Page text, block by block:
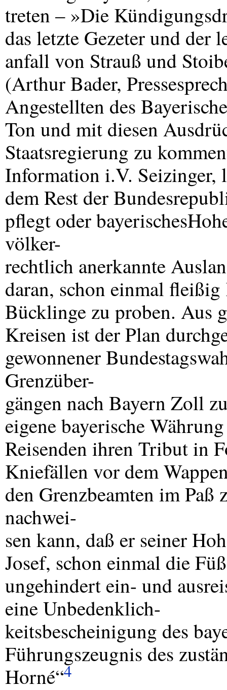
treten – »Die
das letzte Gezeter und der
anfall von Strauß und
(Arthur Bader,
Angestellten des
Ton und mit diesen
Staatsregierung zu
Information i.V. Seizinger,
dem Rest der
pflegt oder
völker-
rechtlich anerkannte
daran, schon einmal
Bücklinge zu proben. Aus
Kreisen ist der Plan
gewonnener
Grenzüber-
gängen nach Bayern Zoll
eigene bayerische
Reisenden ihren Tribut in
Kniefällen vor dem
den Grenzbeamten im
nachwei-
sen kann, daß er seiner
Josef, schon einmal die
ungehindert ein- und
eine Unbedenklich-
keitsbescheinigung des
Führungszeugnis des
Horné“4